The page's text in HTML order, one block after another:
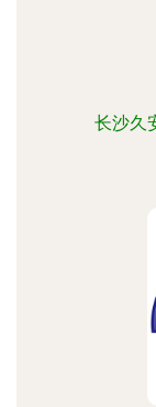
长沙久